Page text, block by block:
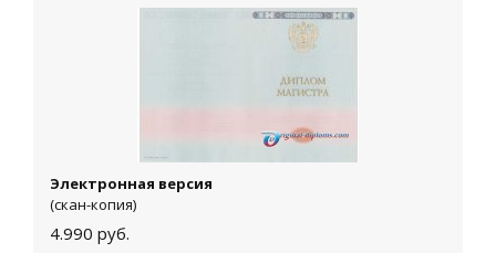
Электронная версия
(скан-копия)
4.990 руб.